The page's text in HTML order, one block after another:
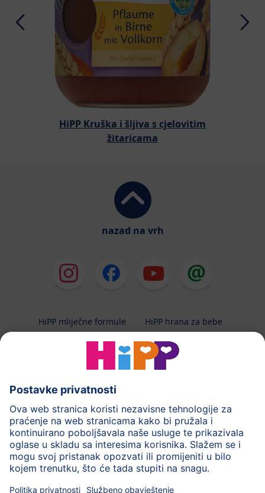
HiPP Kruška i šljiva s cjelovitim
žitaricama
nazad na vrh
HiPP mliječne formule
HiPP hrana za bebe
HiPP njega
HiPP trudnoća
Terapeutska dijeta
Zaštita podataka i upute za korištenj
Uvjeti korištenja
Impressum
Kontakt
O HiPP-u